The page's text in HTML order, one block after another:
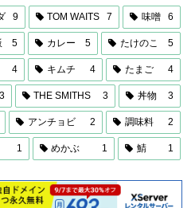
9 TOM WAITS 7 味噌 6
5 カレー 5 たけのこ 5
4 キムチ 4 たまご 4
3 THE SMITHS 3 丼物 3
アンチョビ 2 調味料 2
1 めかぶ 1 鯖 1